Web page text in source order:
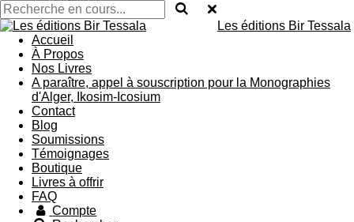
Les éditions Bir Tessala
Accueil
À Propos
Nos Livres
A paraître, appel à souscription pour la Monographies
d'Alger, Ikosim-Icosium
Contact
Blog
Soumissions
Témoignages
Boutique
Livres à offrir
FAQ
Compte